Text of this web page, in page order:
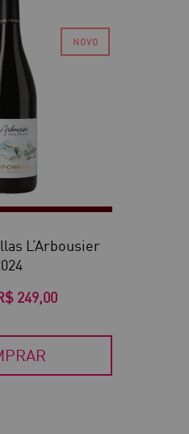
L’Arbousier
249,00